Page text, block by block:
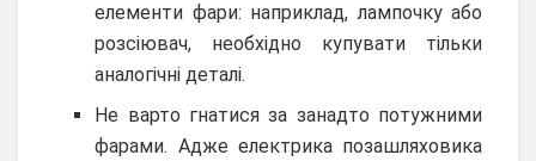
елементи фари: наприклад, лампочку або
розсіювач, необхідно купувати тільки
аналогічні деталі.
Не варто гнатися за занадто потужними
фарами. Адже електрика позашляховика